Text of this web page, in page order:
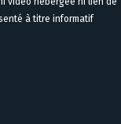
à titre informatif